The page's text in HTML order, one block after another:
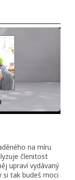
na míru
členitost
upraví vydávaný
si tak budeš moci